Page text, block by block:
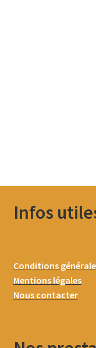
Infos
Conditions
Mentions légales
Nous contacter